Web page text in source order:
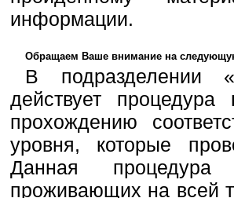
информации.
Обращаем Ваше внимание на
В подразделении
действует
прохождению
уровня, которые
Данная процедура
проживающих на всей